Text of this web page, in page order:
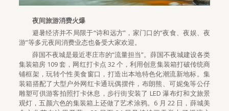
夜间旅游消费火爆
避暑经济并不局限于“诗和远方”，家门口的“夜食、夜娱、夜
游”等多元夜间消费业态也备受大家欢迎。
薛国不夜城是最近枣庄市的“流量担当”。薛国不夜城建设各类
集装箱房 109 套，网红打卡点 32 个，利用创意集装箱打破传统商
铺框架，玩转个性美食窗口，打造出本地特色化潮流新地标。集
装箱搭配了大型户外网红卡通玩偶摆件，布朗熊、可妮兔等公仔
雕塑可供游客拍照打卡休息，步行街安装了 LED 瀑布灯和文旅景
观灯，五颜六色的集装箱上还做了艺术涂鸦。6 月 22 日，薛城美